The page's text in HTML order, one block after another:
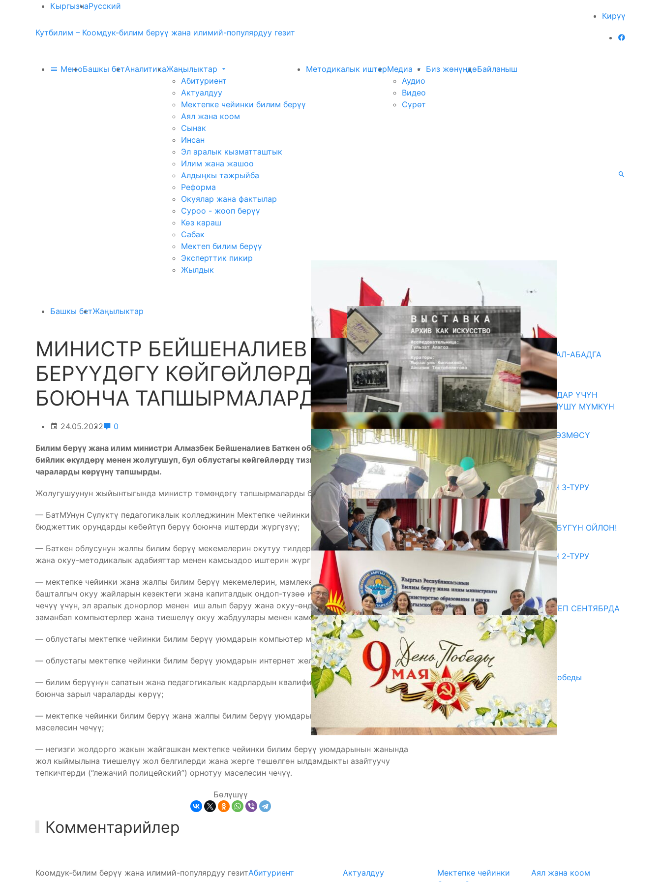
КыргызчаРусский
Кирүү
Кутбилим – Коомдук-билим берүү жана илимий-популярдуу гезит
МенюБашкы бетАналитикаЖаңылыктар
Абитуриент
Актуалдуу
Мектепке чейинки билим берүү
Аял жана коом
Сынак
Инсан
Эл аралык кызматташтык
Илим жана жашоо
Алдыңкы тажрыйба
Реформа
Окуялар жана фактылар
Суроо - жооп берүү
Көз караш
Сабак
Мектеп билим берүү
Эксперттик пикир
Жылдык
Методикалык иштерМедиа
Аудио
Видео
Сүрөт
Биз жөнүндөБайланыш
Башкы бетЖаңылыктар
МИНИСТР БЕЙШЕНАЛИЕВ БИЛИМ
БЕРҮҮДӨГҮ КӨЙГӨЙЛӨРДҮ ЧЕЧҮҮ
БОЮНЧА ТАПШЫРМАЛАРДЫ БЕРДИ
24.05.2022 0
Билим берүү жана илим министри Алмазбек Бейшеналиев Баткен облусунун жергиликтүү
бийлик өкүлдөрү менен жолугушуп, бул облустагы көйгөйлөрдү тизмектеп, тиешелүү
чараларды көрүүнү тапшырды.
Жолугушуунун жыйынтыгында министр төмөндөгү тапшырмаларды берди:
— БатМУнун Сүлүктү педагогикалык колледжинин Мектепке чейинки билим берүү адистигине
бюджеттик орундарды көбөйтүп берүү боюнча иштерди жүргүзүү;
— Баткен облусунун жалпы билим берүү мекемелерин окутуу тилдерине ылайык, окуу китептери
жана окуу-методикалык адабияттар менен камсыздоо иштерин жүргүзүү;
— мектепке чейинки жана жалпы билим берүү мекемелерин, мамлекеттик кесиптик орто жана
башталгыч окуу жайларын кезектеги жана капиталдык оңдоп-түзөө иштери боюнча көйгөйдү
чечүү үчүн, эл аралык донорлор менен иш алып баруу жана окуу-өндүрүштүк устаканаларды
заманбап компьютерлер жана тиешелүү окуу жабдуулары менен камсыздоо;
— облустагы мектепке чейинки билим берүү уюмдарын компьютер менен камсыздоо;
— облустагы мектепке чейинки билим берүү уюмдарын интернет желесине туташтыруу;
— билим берүүнүн сапатын жана педагогикалык кадрлардын квалификациясын жогорулатуу
боюнча зарыл чараларды көрүү;
— мектепке чейинки билим берүү жана жалпы билим берүү уюмдарынын суу менен камсыздоо
маселесин чечүү;
— негизги жолдорго жакын жайгашкан мектепке чейинки билим берүү уюмдарынын жанында
жол кыймылына тиешелүү жол белгилерди жана жерге төшөлгөн ылдамдыкты азайтуучу
тепкичтерди (“лежачий полицейский”) орнотуу маселесин чечүү.
Бөлүшүү
Комментарийлер
Акыркы жаңылыктар
«БИРИМДИК КЕРБЕНИ» ЖАЛАЛ-АБАДГА
КЕЛДИ
07.08.2026
КОРРУПЦИЯНЫ КАБАРЛАГАНДАР ҮЧҮН
КОРГОО ЧАРАЛАРЫ КҮЧӨТҮЛҮШҮ МҮМКҮН
07.08.2026
«АРХИВ – ИСКУССТВО» КӨРГӨЗМӨСҮ
АЧЫЛАТ
07.08.2026
Абитуриент
ЖОЖДОРГО КАБЫЛ АЛУУНУН 3-ТУРУ
БАШТАЛДЫ
27.07.2026
ӨЗҮҢДҮН КЕЛЕЧЕГИҢ ҮЧҮН БҮГҮН ОЙЛОН!
20.07.2026
ЖОЖДОРГО КАБЫЛ АЛУУНУН 2-ТУРУ
20.07.2026
Медиа
СУЗАКТА 750 ОРУНДУУ МЕКТЕП СЕНТЯБРДА
ПАЙДАЛАНУУГА БЕРИЛЕТ
07.08.2025
Улуу Жеңиштин жандуу сөзү
29.04.2025
Награды в преддверии Дня Победы
29.04.2025
Коомдук-билим берүү жана илимий-популярдуу гезитАбитуриент Актуалдуу
Мектепке чейинки
Аял жана коом